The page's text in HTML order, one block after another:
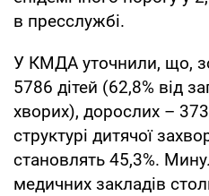
в пресслужбі.
У КМДА уточнили, що,
5786 дітей (62,8% від
хворих), дорослих –
структурі дитячої
становлять 45,3%.
медичних закладів